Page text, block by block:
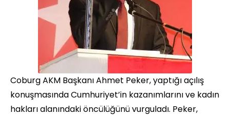
Coburg AKM Başkanı Ahmet Peker, yaptığı açılış
konuşmasında Cumhuriyet’in kazanımlarını ve kadın
hakları alanındaki öncülüğünü vurguladı. Peker,